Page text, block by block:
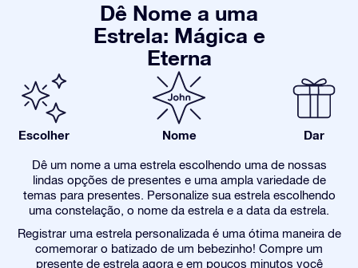
Dê Nome a uma
Estrela: Mágica e
Eterna
Escolher Nome Dar
Dê um nome a uma estrela escolhendo uma de nossas
lindas opções de presentes e uma ampla variedade de
temas para presentes. Personalize sua estrela escolhendo
uma constelação, o nome da estrela e a data da estrela.
Registrar uma estrela personalizada é uma ótima maneira de
comemorar o batizado de um bebezinho! Compre um
presente de estrela agora e em poucos minutos você